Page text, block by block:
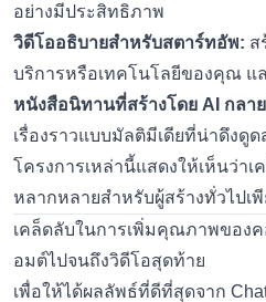
อย่างมีประสิทธิภาพ
วิดีโออธิบายสำหรับสตาร์ทอัพ: ส
บริการหรือเทคโนโลยีของคุณ แ
หนังสือนิทานที่สร้างโดย AI กลา
เรื่องราวแบบมัลติมีเดียที่น่าดึงดู
โครงการเหล่านี้แสดงให้เห็นว่าเ
หลากหลายสำหรับผู้สร้างทั่วไปเพี
เคล็ดลับในการเพิ่มคุณภาพของค
อมต์ไปจนถึงวิดีโอสุดท้าย
เพื่อให้ได้ผลลัพธ์ที่ดีที่สุดจาก